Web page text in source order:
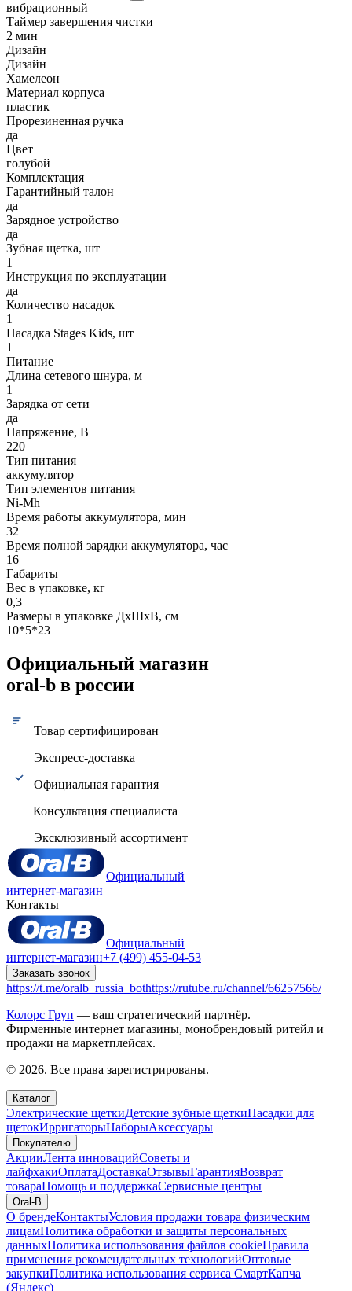
вибрационный
Таймер завершения чистки
2 мин
Дизайн
Дизайн
Хамелеон
Материал корпуса
пластик
Прорезиненная ручка
да
Цвет
голубой
Комплектация
Гарантийный талон
да
Зарядное устройство
да
Зубная щетка, шт
1
Инструкция по эксплуатации
да
Количество насадок
1
Насадка Stages Kids, шт
1
Питание
Длина сетевого шнура, м
1
Зарядка от сети
да
Напряжение, В
220
Тип питания
аккумулятор
Тип элементов питания
Ni-Mh
Время работы аккумулятора, мин
32
Время полной зарядки аккумулятора, час
16
Габариты
Вес в упаковке, кг
0,3
Размеры в упаковке ДxШxВ, см
10*5*23
Официальный магазин
oral-b в россии
Товар сертифицирован
Экспресс-доставка
Официальная гарантия
Консультация специалиста
Эксклюзивный ассортимент
Официальный
интернет-магазин
Контакты
Официальный
интернет-магазин+7 (499) 455-04-53
Заказать звонок
https://t.me/oralb_russia_bothttps://rutube.ru/channel/66257566/
Колорс Груп — ваш стратегический партнёр.
Фирменные интернет магазины, монобрендовый ритейл и
продажи на маркетплейсах.
© 2026. Все права зарегистрированы.
Каталог
Электрические щеткиДетские зубные щеткиНасадки для
щетокИрригаторыНаборыАксессуары
Покупателю
АкцииЛента инновацийСоветы и
лайфхакиОплатаДоставкаОтзывыГарантияВозврат
товараПомощь и поддержкаСервисные центры
Oral-B
О брендеКонтактыУсловия продажи товара физическим
лицамПолитика обработки и защиты персональных
данныхПолитика использования файлов cookieПравила
применения рекомендательных технологийОптовые
закупкиПолитика использования сервиса СмартКапча
(Яндекс)